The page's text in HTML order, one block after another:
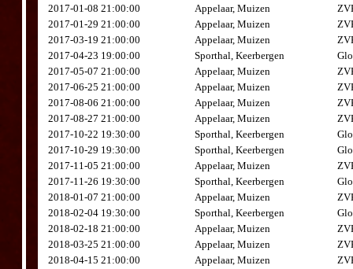
2017-01-08 21:00:00
Appelaar, Muizen
2017-01-29 21:00:00
Appelaar, Muizen
2017-03-19 21:00:00
Appelaar, Muizen
2017-04-23 19:00:00
Sporthal, Keerbergen
2017-05-07 21:00:00
Appelaar, Muizen
2017-06-25 21:00:00
Appelaar, Muizen
2017-08-06 21:00:00
Appelaar, Muizen
2017-08-27 21:00:00
Appelaar, Muizen
2017-10-22 19:30:00
Sporthal, Keerbergen
2017-10-29 19:30:00
Sporthal, Keerbergen
2017-11-05 21:00:00
Appelaar, Muizen
2017-11-26 19:30:00
Sporthal, Keerbergen
2018-01-07 21:00:00
Appelaar, Muizen
2018-02-04 19:30:00
Sporthal, Keerbergen
2018-02-18 21:00:00
Appelaar, Muizen
2018-03-25 21:00:00
Appelaar, Muizen
2018-04-15 21:00:00
Appelaar, Muizen